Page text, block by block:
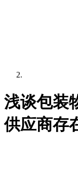
浅谈包装
供应商存